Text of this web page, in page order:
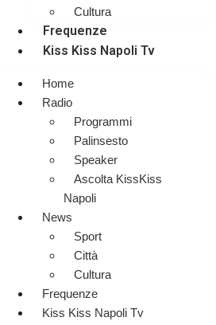
Cultura
Frequenze
Kiss Kiss Napoli Tv
Home
Radio
Programmi
Palinsesto
Speaker
Ascolta KissKiss
Napoli
News
Sport
Città
Cultura
Frequenze
Kiss Kiss Napoli Tv